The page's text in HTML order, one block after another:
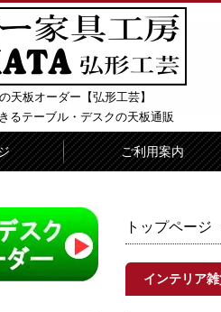
天板オーダー【弘形工芸】
るテーブル・デスクの天板通販
ご利用案内
トップページ
インテリア